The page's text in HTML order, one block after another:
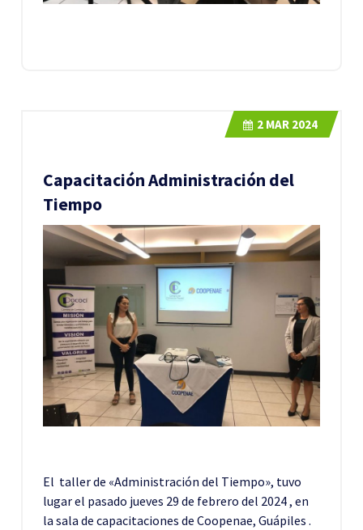
Capacitación Administración del
Tiempo
2 MAR 2024
El taller de «Administración del Tiempo», tuvo
lugar el pasado jueves 29 de febrero del 2024 , en
la sala de capacitaciones de Coopenae, Guápiles .